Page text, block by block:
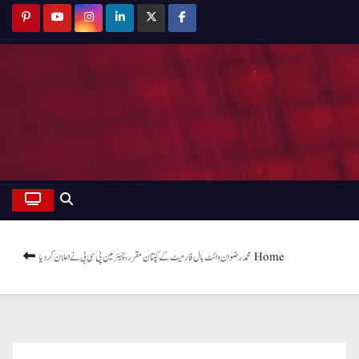
Homeمحمد رضوان وائٹ بال فارمیٹ کے کپتان مقرر، چیئرمین پی سی بی نے اعلان کردیا